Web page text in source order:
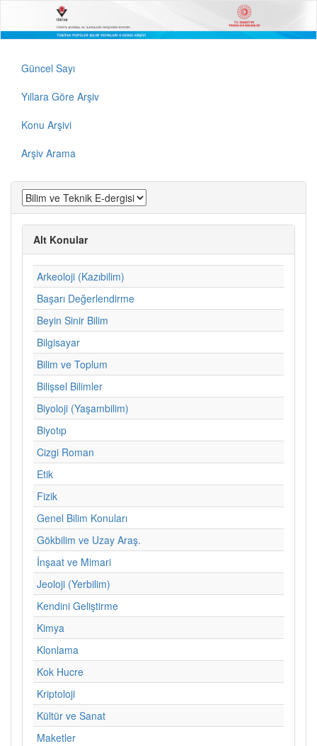
Güncel Sayı
Yıllara Göre Arşiv
Konu Arşivi
Arşiv Arama
Alt Konular
Arkeoloji (Kazıbilim)
Başarı Değerlendirme
Beyin Sinir Bilim
Bilgisayar
Bilim ve Toplum
Bilişsel Bilimler
Biyoloji (Yaşambilim)
Biyotıp
Cizgi Roman
Etik
Fizik
Genel Bilim Konuları
Gökbilim ve Uzay Araş.
İnşaat ve Mimari
Jeoloji (Yerbilim)
Kendini Geliştirme
Kimya
Klonlama
Kok Hucre
Kriptoloji
Kültür ve Sanat
Maketler